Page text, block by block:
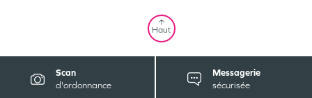
Haut
Scan
d'ordonnance
Messagerie
sécurisée